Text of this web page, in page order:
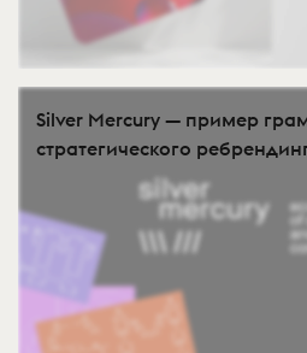
Silver Mercury — пример
стратегического